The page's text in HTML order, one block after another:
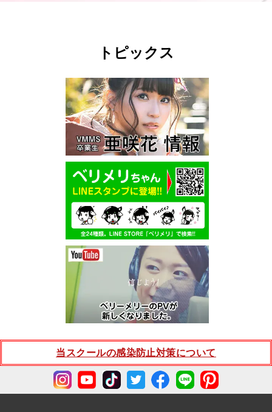
トピックス
当スクールの感染防止対策について